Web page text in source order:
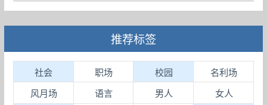
推荐标签
社会 职场 校园 名利场
风月场 语言 男人 女人